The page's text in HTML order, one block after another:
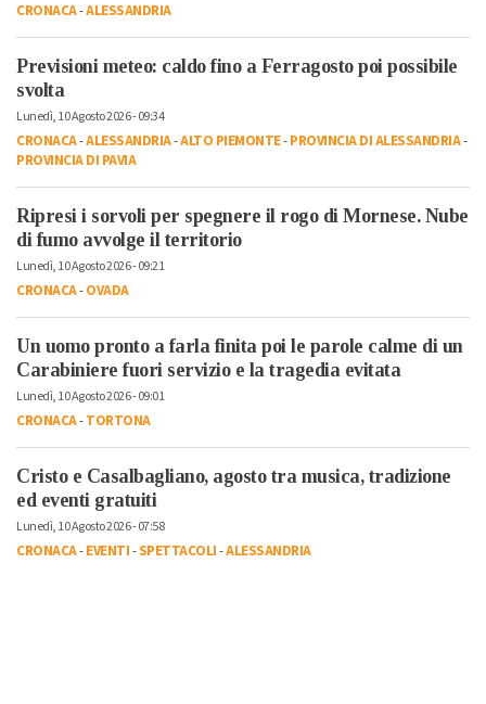
CRONACA-ALESSANDRIA
Previsioni meteo: caldo fino a Ferragosto poi possibile
svolta
Lunedì, 10 Agosto 2026 - 09:34
CRONACA-ALESSANDRIA-ALTO PIEMONTE-PROVINCIA DI ALESSANDRIA-
PROVINCIA DI PAVIA
Ripresi i sorvoli per spegnere il rogo di Mornese. Nube
di fumo avvolge il territorio
Lunedì, 10 Agosto 2026 - 09:21
CRONACA-OVADA
Un uomo pronto a farla finita poi le parole calme di un
Carabiniere fuori servizio e la tragedia evitata
Lunedì, 10 Agosto 2026 - 09:01
CRONACA-TORTONA
Cristo e Casalbagliano, agosto tra musica, tradizione
ed eventi gratuiti
Lunedì, 10 Agosto 2026 - 07:58
CRONACA-EVENTI-SPETTACOLI-ALESSANDRIA